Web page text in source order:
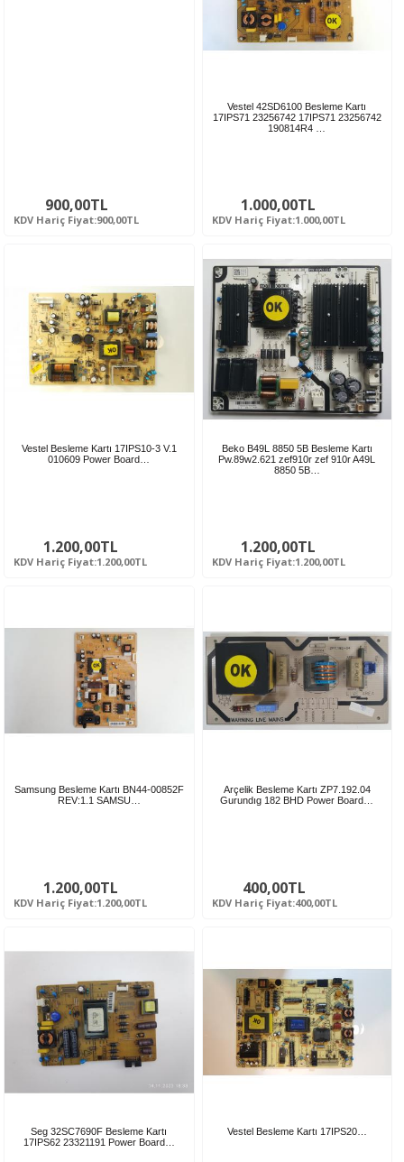
900,00TL
KDV Hariç Fiyat:900,00TL
Vestel 42SD6100 Besleme Kartı
17IPS71 23256742 17IPS71 23256742
190814R4 …
1.000,00TL
KDV Hariç Fiyat:1.000,00TL
Vestel Besleme Kartı 17IPS10-3 V.1
010609 Power Board…
1.200,00TL
KDV Hariç Fiyat:1.200,00TL
Beko B49L 8850 5B Besleme Kartı
Pw.89w2.621 zef910r zef 910r A49L
8850 5B…
1.200,00TL
KDV Hariç Fiyat:1.200,00TL
Samsung Besleme Kartı BN44-00852F
REV:1.1 SAMSU…
1.200,00TL
KDV Hariç Fiyat:1.200,00TL
Arçelik Besleme Kartı ZP7.192.04
Gurundıg 182 BHD Power Board…
400,00TL
KDV Hariç Fiyat:400,00TL
Seg 32SC7690F Besleme Kartı
17IPS62 23321191 Power Board…
Vestel Besleme Kartı 17IPS20…